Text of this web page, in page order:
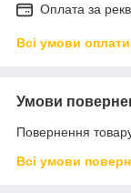
Оплата за
Всі умови оплати
Умови
Повернення
Всі умови